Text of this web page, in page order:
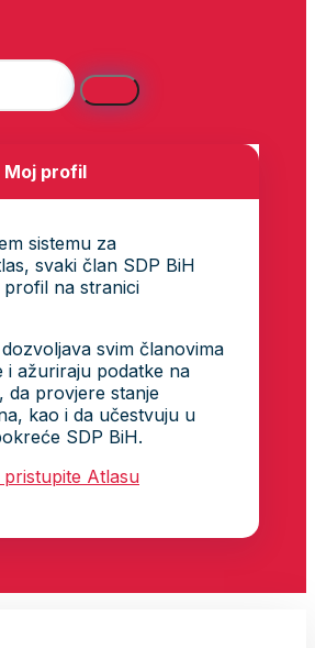
Moj profil
sistemu za
svaki član SDP BiH
profil na stranici
svim članovima
i ažuriraju podatke na
da provjere stanje
kao i da učestvuju u
SDP BiH.
pristupite Atlasu